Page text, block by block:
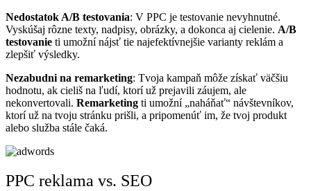
Nedostatok A/B testovania: V PPC je testovanie nevyhnutné.
Vyskúšaj rôzne texty, nadpisy, obrázky, a dokonca aj cielenie. A/B
testovanie ti umožní nájsť tie najefektívnejšie varianty reklám a
zlepšiť výsledky.
Nezabudni na remarketing: Tvoja kampaň môže získať väčšiu
hodnotu, ak cieliš na ľudí, ktorí už prejavili záujem, ale
nekonvertovali. Remarketing ti umožní „naháňať“ návštevníkov,
ktorí už na tvoju stránku prišli, a pripomenúť im, že tvoj produkt
alebo služba stále čaká.
PPC reklama vs. SEO